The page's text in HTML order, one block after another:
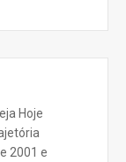
Hoje
2001 e